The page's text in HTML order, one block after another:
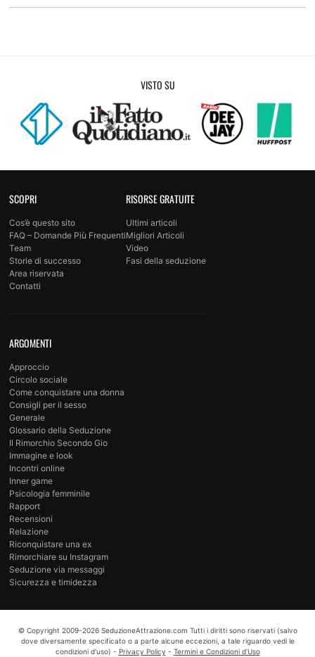
VISTO SU
SCOPRI
Cos’è questo sito
FAQ – Domande Più Frequenti
Team
Storie di successo
Area riservata
Contatti
RISORSE GRATUITE
Ultimi articoli
Migliori Articoli
Video
Fasi della seduzione
ARGOMENTI
Approccio
Circolo sociale
Come conquistare una donna
Consigli per il sesso
Generale
Glossario della Seduzione
Il Rimorchio Secondo Gio
Immagine e look
Incontri online
Inner game
Psicologia femminile
Rapport
Recensioni
Relazione
Riconquistare una ex
Rimorchiare su Instagram
Seduzione via messaggi
Sicurezza e timidezza
© Copyright 2009-2026 SeduzioneAttrazione.com Tutti i diritti sono riservati (salvo
dove diversamente specificato o a parte alcune eccezioni, a tale riguardo vedi le
condizioni d'uso) - Privacy Policy - Termini e Condizioni d’Uso